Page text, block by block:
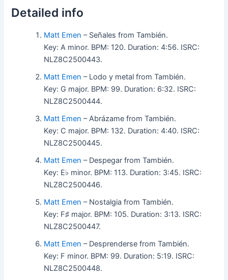
Detailed info
Matt Emen – Señales from También.
Key: A minor. BPM: 120. Duration: 4:56. ISRC:
NLZ8C2500443.
Matt Emen – Lodo y metal from También.
Key: G major. BPM: 99. Duration: 6:32. ISRC:
NLZ8C2500444.
Matt Emen – Abrázame from También.
Key: C major. BPM: 132. Duration: 4:40. ISRC:
NLZ8C2500445.
Matt Emen – Despegar from También.
Key: E♭ minor. BPM: 113. Duration: 3:45. ISRC:
NLZ8C2500446.
Matt Emen – Nostalgia from También.
Key: F♯ major. BPM: 105. Duration: 3:13. ISRC:
NLZ8C2500447.
Matt Emen – Desprenderse from También.
Key: F minor. BPM: 99. Duration: 5:19. ISRC:
NLZ8C2500448.